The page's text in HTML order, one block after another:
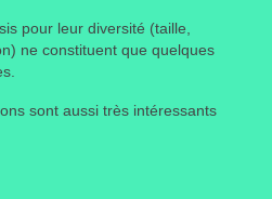
pour leur diversité (taille,
ne constituent que quelques
sont aussi très intéressants